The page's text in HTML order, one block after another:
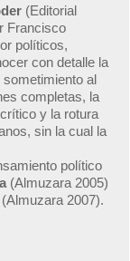
(Editorial
Francisco
políticos,
con detalle la
al
completas, la
y la rotura
sin la cual la
político
(Almuzara 2005)
(Almuzara 2007).